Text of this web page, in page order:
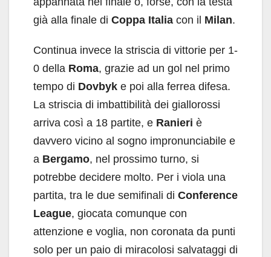
già alla finale di Coppa Italia con il Milan.
Continua invece la striscia di vittorie per 1-
0 della Roma, grazie ad un gol nel primo
tempo di Dovbyk e poi alla ferrea difesa.
La striscia di imbattibilità dei giallorossi
arriva così a 18 partite, e Ranieri è
davvero vicino al sogno impronunciabile e
a Bergamo, nel prossimo turno, si
potrebbe decidere molto. Per i viola una
partita, tra le due semifinali di Conference
League, giocata comunque con
attenzione e voglia, non coronata da punti
solo per un paio di miracolosi salvataggi di